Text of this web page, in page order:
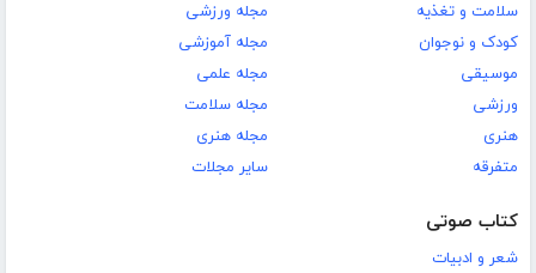
سلامت و تغذیه
کودک و نوجوان
موسیقی
ورزشی
هنری
متفرقه
مجله ورزشی
مجله آموزشی
مجله علمی
مجله سلامت
مجله هنری
سایر مجلات
کتاب صوتی
شعر و ادبیات